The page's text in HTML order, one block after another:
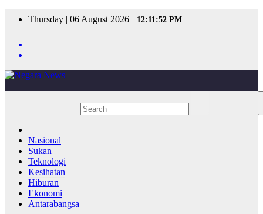
Thursday | 06 August 2026 12:11:52 PM
Nasional
Sukan
Teknologi
Kesihatan
Hiburan
Ekonomi
Antarabangsa